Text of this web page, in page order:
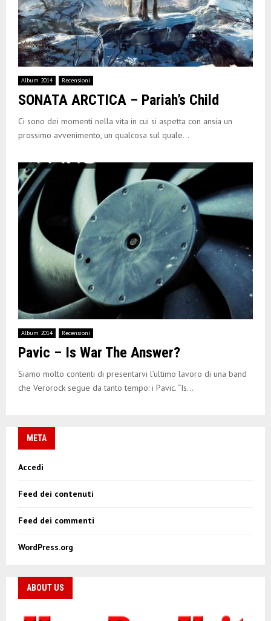
Album 2014 Recensioni
SONATA ARCTICA – Pariah’s Child
Ci sono dei momenti nella vita in cui si aspetta con ansia un
prossimo avvenimento, un qualcosa sul quale...
Album 2014 Recensioni
Pavic – Is War The Answer?
Siamo molto contenti di presentarvi l’ultimo lavoro di una band
che Verorock segue da tanto tempo: i Pavic. “Is...
META
Accedi
Feed dei contenuti
Feed dei commenti
WordPress.org
ABOUT US